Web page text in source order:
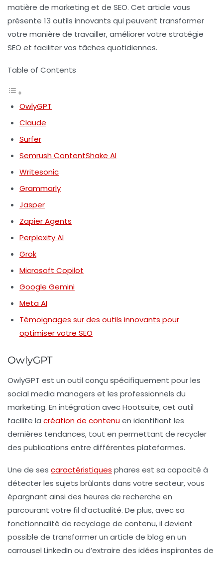
matière de marketing et de SEO. Cet article vous
présente 13 outils innovants qui peuvent transformer
votre manière de travailler, améliorer votre stratégie
SEO et faciliter vos tâches quotidiennes.
Table of Contents
OwlyGPT
Claude
Surfer
Semrush ContentShake AI
Writesonic
Grammarly
Jasper
Zapier Agents
Perplexity AI
Grok
Microsoft Copilot
Google Gemini
Meta AI
Témoignages sur des outils innovants pour
optimiser votre SEO
OwlyGPT
OwlyGPT est un outil conçu spécifiquement pour les
social media managers et les professionnels du
marketing. En intégration avec Hootsuite, cet outil
facilite la création de contenuen identifiant les
dernières tendances, tout en permettant de recycler
des publications entre différentes plateformes.
Une de ses caractéristiques phares est sa capacité à
détecter les sujets brûlants dans votre secteur, vous
épargnant ainsi des heures de recherche en
parcourant votre fil d’actualité. De plus, avec sa
fonctionnalité de recyclage de contenu, il devient
possible de transformer un article de blog en un
carrousel LinkedIn ou d’extraire des idées inspirantes de